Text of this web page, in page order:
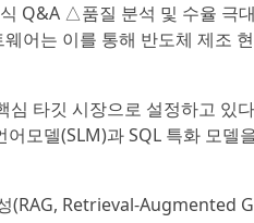
Q&A △품질 분석 및 수율 극
어는 이를 통해 반도체 제조
심 타깃 시장으로 설정하고 있
모델(SLM)과 SQL 특화 모델
(RAG, Retrieval-Augmented